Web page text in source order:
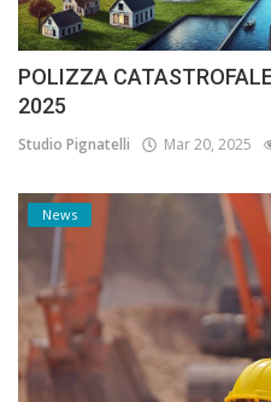
POLIZZA
2025
Studio Pignatelli Mar 20, 2025
News